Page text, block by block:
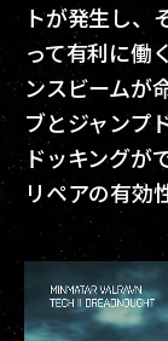
トが発生し、
って有利に働
ンスビームが
ブとジャンプ
ドッキングが
リペアの有効